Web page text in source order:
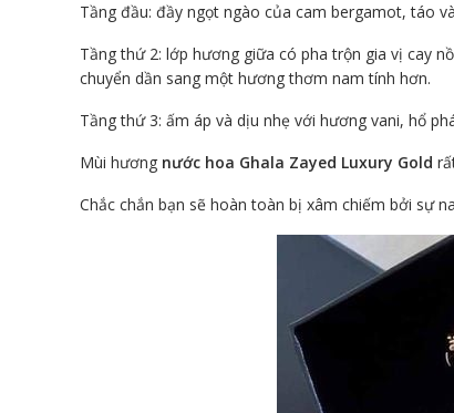
Tầng đầu: đầy ngọt ngào của cam bergamot, táo
Tầng thứ 2: lớp hương giữa có pha trộn gia vị cay
chuyển dần sang một hương thơm nam tính hơn.
Tầng thứ 3: ấm áp và dịu nhẹ với hương vani, hổ
Mùi hương nước hoa Ghala Zayed Luxury Gold
Chắc chắn bạn sẽ hoàn toàn bị xâm chiếm bởi sự